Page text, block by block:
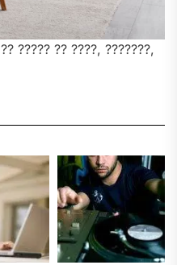
????? ?? ????, ???????,